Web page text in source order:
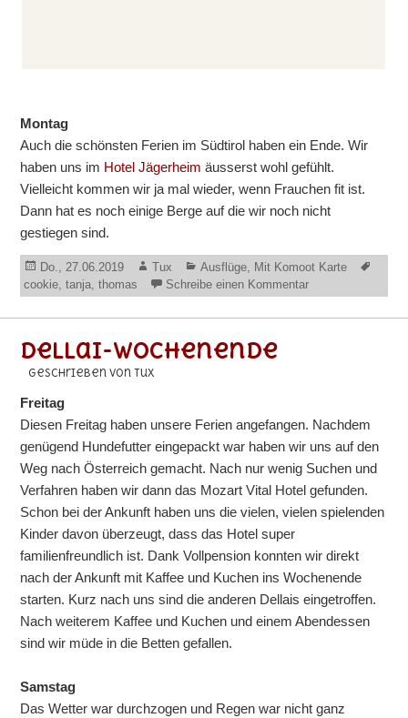
Montag
Auch die schönsten Ferien im Südtirol haben ein Ende. Wir
haben uns im Hotel Jägerheim äusserst wohl gefühlt.
Vielleicht kommen wir ja mal wieder, wenn Frauchen fit ist.
Dann hat es noch einige Berge auf die wir noch nicht
gestiegen sind.
Veröffentlicht
am
Do., 27.06.2019 Autor
Tux Kategorien
Ausflüge, Mit Komoot Karte
cookie,tanja,thomas Schreibe einen Kommentarzu Ferien in den
Dellai-Wochenende
geschrieben von Tux
Freitag
Diesen Freitag haben unsere Ferien angefangen. Nachdem
genügend Hundefutter eingepackt war haben wir uns auf den
Weg nach Österreich gemacht. Nach nur wenig Suchen und
Verfahren haben wir dann das Mozart Vital Hotel gefunden.
Schon bei der Ankunft haben uns die vielen, vielen spielenden
Kinder davon überzeugt, dass das Hotel super
familienfreundlich ist. Dank Vollpension konnten wir direkt
nach der Ankunft mit Kaffee und Kuchen ins Wochenende
starten. Kurz nach uns sind die anderen Dellais eingetroffen.
Nach weiterem Kaffee und Kuchen und einem Abendessen
sind wir müde in die Betten gefallen.
Samstag
Das Wetter war durchzogen und Regen war nicht ganz